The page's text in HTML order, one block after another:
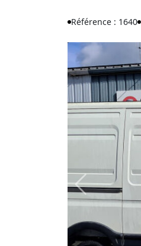
Référence : 1640
Previous